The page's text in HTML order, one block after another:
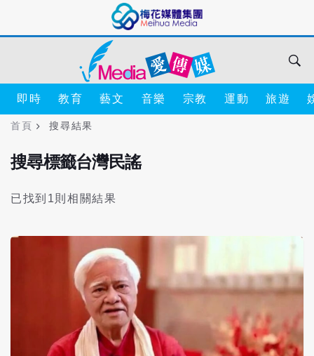
即時 教育 藝文 音樂 宗教 運動 旅遊
首頁 搜尋結果
搜尋標籤台灣民謠
已找到1則相關結果